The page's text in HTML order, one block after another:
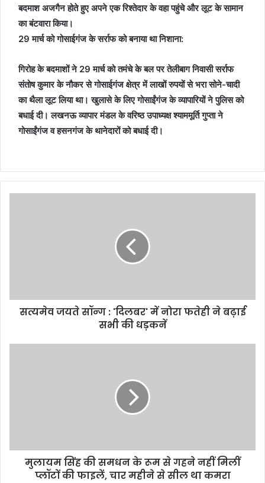
बदमाश अजगैन होते हुए अपने एक रिश्तेदार के वहा पहुंचे और लूट के सामान
का बंटवारा किया।
29 मार्च को गोसाईगंज के सर्राफ को बनाया था निशाना:
गिरोह के बदमाशों ने 29 मार्च को तमंचे के बल पर तेलीबाग निवासी सर्राफ
संतोष कुमार के नौकर से गोसाईगंज क्षेत्र में लाखों रुपयों से भरा सोने-चादी
का थैला लूट लिया था। खुलासे के लिए गोसाईंगंज के व्यापारियों ने पुलिस को
बधाई दी। लखनऊ व्यापार मंडल के वरिष्ठ उपाध्यक्ष श्याममूर्ति गुप्ता ने
गोसाईंगंज व हसनगंज के थानेदारों को बधाई दी।
सत्यमेव जयते सॉन्ग : 'दिलबर' में नोरा फतेही ने बढ़ाई
सभी की धड़कनें
मुलायम सिंह की समधन के रूम से गहने नहीं मिलीं
प्लॉटों की फाइलें, चार महीने से सील था कमरा